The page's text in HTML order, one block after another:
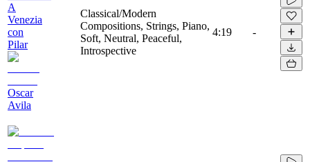
A
Venezia
con
Pilar
Oscar
Avila
Classical/Modern
Compositions, Strings, Piano,
Soft, Neutral, Peaceful,
Introspective
4:19 -